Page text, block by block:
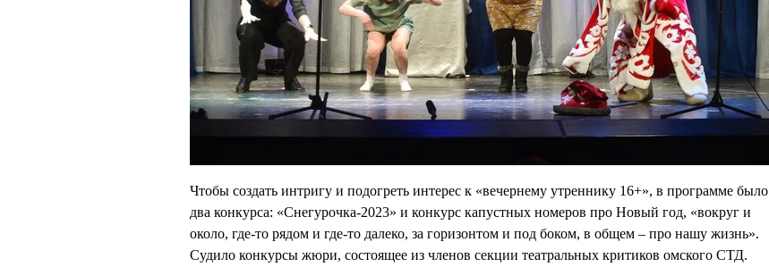
Чтобы создать интригу и подогреть интерес к «вечернему утреннику 16+», в программе было
два конкурса: «Снегурочка-2023» и конкурс капустных номеров про Новый год, «вокруг и
около, где-то рядом и где-то далеко, за горизонтом и под боком, в общем – про нашу жизнь».
Судило конкурсы жюри, состоящее из членов секции театральных критиков омского СТД.